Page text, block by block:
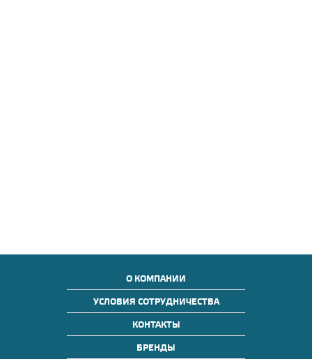
О КОМПАНИИ
УСЛОВИЯ СОТРУДНИЧЕСТВА
КОНТАКТЫ
БРЕНДЫ